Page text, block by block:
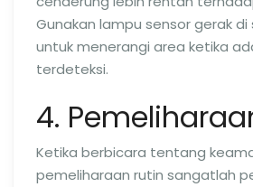
Gunakan lampu sensor gerak
untuk menerangi area ketika
terdeteksi.
4.
Ketika berbicara tentang
pemeliharaan rutin sangatlah